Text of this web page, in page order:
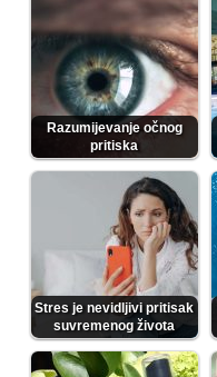
Razumijevanje očnog
pritiska
Stres je nevidljivi pritisak
suvremenog života